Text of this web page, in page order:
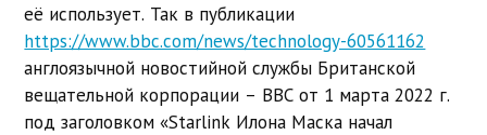
её использует. Так в публикации
https://www.bbc.com/news/technology-60561162
англоязычной новостийной службы Британской
вещательной корпорации – BBC от 1 марта 2022 г.
под заголовком «Starlink Илона Маска начал